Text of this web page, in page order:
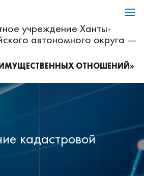
учреждение Ханты-
автономного округа —
ОТНОШЕНИЙ»
кадастровой